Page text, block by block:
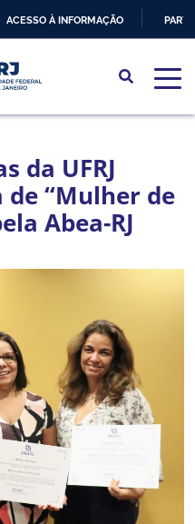
ACESSO À INFORMAÇÃO
da UFRJ
“Mulher de
Abea-RJ